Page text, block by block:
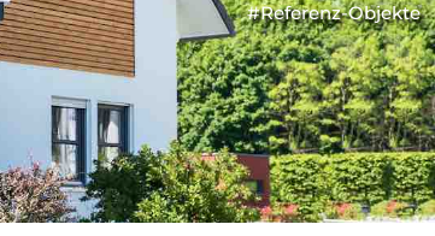
#Referenz-Objekte